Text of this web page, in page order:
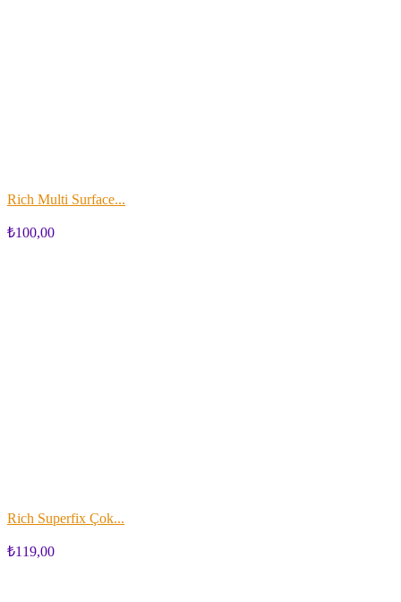
Rich Multi Surface...
₺100,00
Rich Superfix Çok...
₺119,00